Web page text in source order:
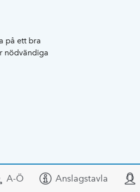
på ett bra
nödvändiga
A-Ö Anslagstavla